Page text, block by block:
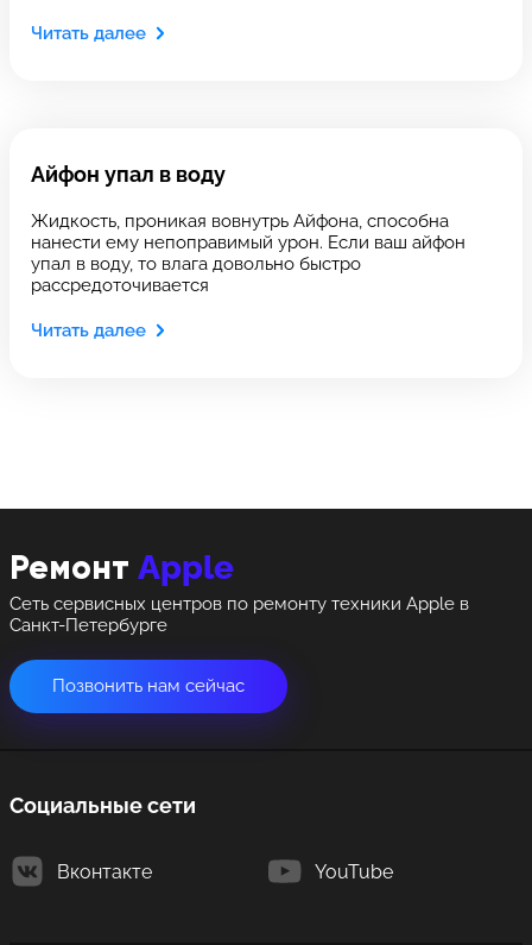
Читать далее
Айфон упал в воду
Жидкость, проникая вовнутрь Айфона, способна
нанести ему непоправимый урон. Если ваш айфон
упал в воду, то влага довольно быстро
рассредоточивается
Читать далее
Ремонт Apple
Сеть сервисных центров по ремонту техники Apple в
Санкт-Петербурге
Позвонить нам сейчас
Социальные сети
Вконтакте YouTube
Выберите сервис
позвонить
+7 (812) 409-39-75
Выберите сервис
позвонить
Напишите свой отзыв